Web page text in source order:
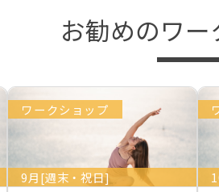
お勧めのワ
ワークショップ
9月[週末・祝日]